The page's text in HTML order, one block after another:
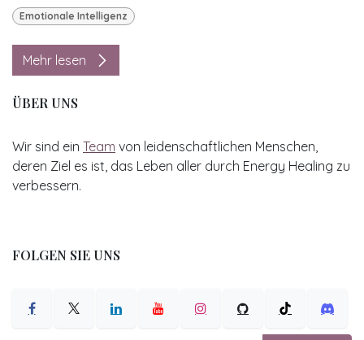
Emotionale Intelligenz
Mehr lesen
ÜBER UNS
Wir sind ein Team von leidenschaftlichen Menschen,
deren Ziel es ist, das Leben aller durch Energy Healing zu
verbessern.
FOLGEN SIE UNS